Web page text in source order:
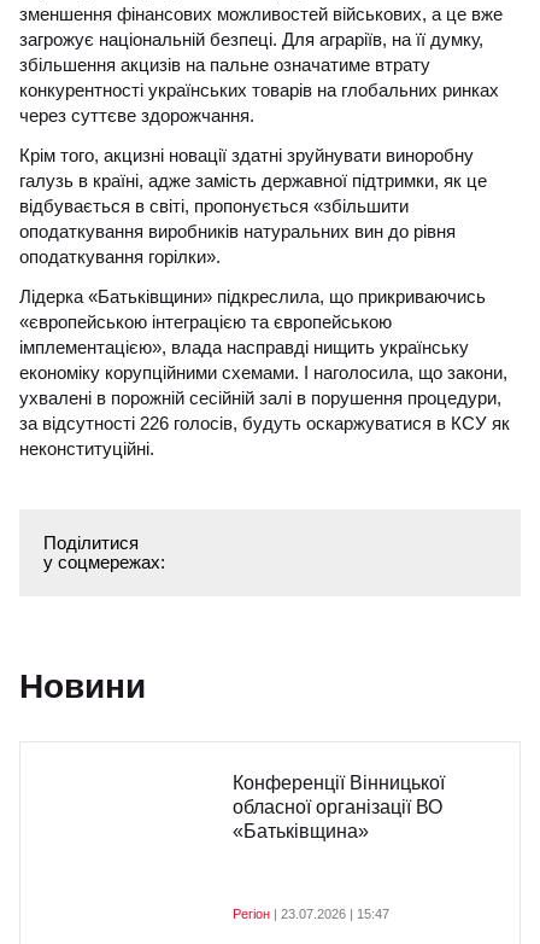
зменшення фінансових можливостей військових, а це вже
загрожує національній безпеці. Для аграріїв, на її думку,
збільшення акцизів на пальне означатиме втрату
конкурентності українських товарів на глобальних ринках
через суттєве здорожчання.
Крім того, акцизні новації здатні зруйнувати виноробну
галузь в країні, адже замість державної підтримки, як це
відбувається в світі, пропонується «збільшити
оподаткування виробників натуральних вин до рівня
оподаткування горілки».
Лідерка «Батьківщини» підкреслила, що прикриваючись
«європейською інтеграцією та європейською
імплементацією», влада насправді нищить українську
економіку корупційними схемами. І наголосила, що закони,
ухвалені в порожній сесійній залі в порушення процедури,
за відсутності 226 голосів, будуть оскаржуватися в КСУ як
неконституційні.
Поділитися
у соцмережах:
Новини
Конференції Вінницької
обласної організації ВО
«Батьківщина»
Регіон | 23.07.2026 | 15:47